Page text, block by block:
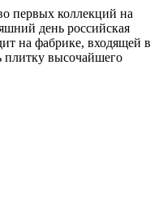
первых коллекций на
день российская
на фабрике, входящей в
высочайшего